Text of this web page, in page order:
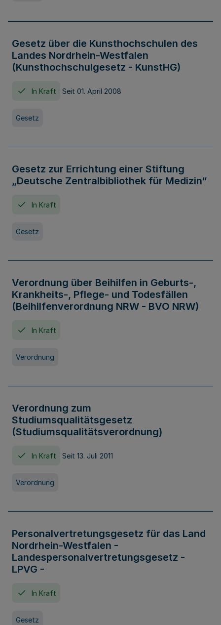
Gesetz über die Kunsthochschulen des
Landes Nordrhein-Westfalen
(Kunsthochschulgesetz - KunstHG)
In Kraft Seit 01. April 2008
Gesetz
Gesetz zur Errichtung einer Stiftung
„Deutsche Zentralbibliothek für Medizin“
In Kraft
Gesetz
Verordnung über Beihilfen in Geburts-,
Krankheits-, Pflege- und Todesfällen
(Beihilfenverordnung NRW - BVO NRW)
In Kraft
Verordnung
Verordnung zum
Studiumsqualitätsgesetz
(Studiumsqualitätsverordnung)
In Kraft Seit 13. Juli 2011
Verordnung
Personalvertretungsgesetz für das Land
Nordrhein-Westfalen -
Landespersonalvertretungsgesetz -
LPVG -
In Kraft
Gesetz